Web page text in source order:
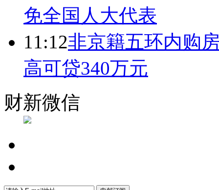
免全国人大代表
11:12非京籍五环内购
高可贷340万元
财新微信